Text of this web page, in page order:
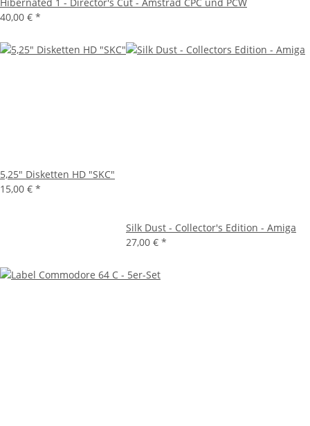
40,00 € *
5,25" Disketten HD "SKC"
15,00 € *
Silk Dust - Collector's Edition - Amiga
27,00 € *